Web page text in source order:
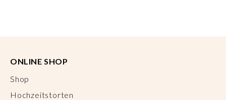
ONLINE SHOP
Shop
Hochzeitstorten